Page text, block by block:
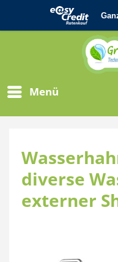
Menü
diverse
externer